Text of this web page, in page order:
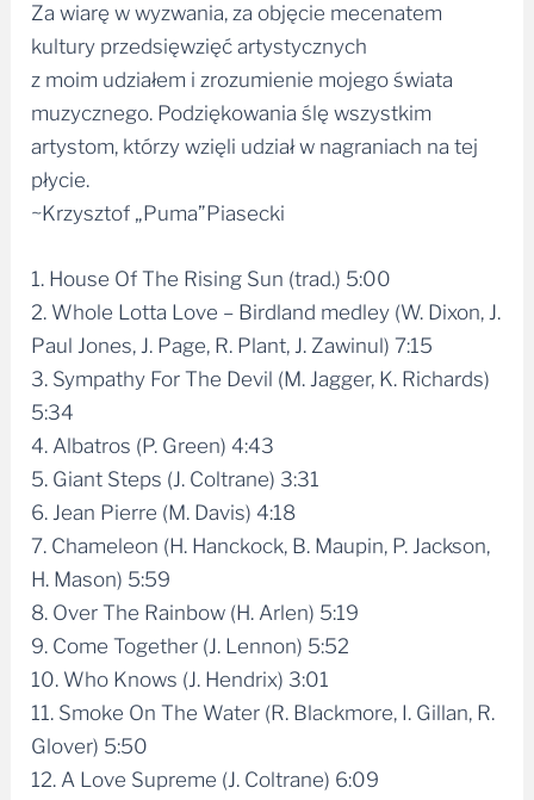
kultury przedsięwzięć artystycznych
z moim udziałem i zrozumienie mojego świata
muzycznego. Podziękowania ślę wszystkim
artystom, którzy wzięli udział w nagraniach na tej
płycie.
~Krzysztof „Puma”Piasecki
2. Whole Lotta Love – Birdland medley (W. Dixon, J.
Paul Jones, J. Page, R. Plant, J. Zawinul) 7:15
3. Sympathy For The Devil (M. Jagger, K. Richards)
5:34
4. Albatros (P. Green) 4:43
5. Giant Steps (J. Coltrane) 3:31
6. Jean Pierre (M. Davis) 4:18
7. Chameleon (H. Hanckock, B. Maupin, P. Jackson,
H. Mason) 5:59
8. Over The Rainbow (H. Arlen) 5:19
9. Come Together (J. Lennon) 5:52
10. Who Knows (J. Hendrix) 3:01
11. Smoke On The Water (R. Blackmore, I. Gillan, R.
Glover) 5:50
12. A Love Supreme (J. Coltrane) 6:09